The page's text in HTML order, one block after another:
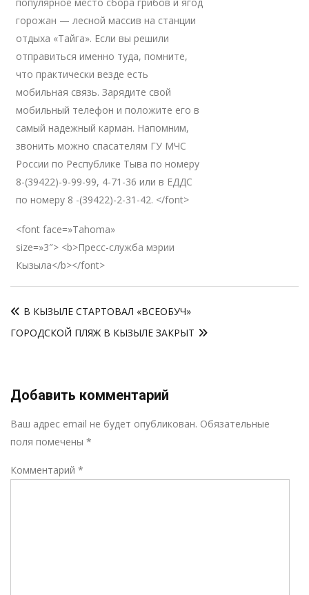
горожан — лесной массив на станции
отдыха «Тайга». Если вы решили
отправиться именно туда, помните,
что практически везде есть
мобильная связь. Зарядите свой
мобильный телефон и положите его в
самый надежный карман. Напомним,
звонить можно спасателям ГУ МЧС
России по Республике Тыва по номеру
8-(39422)-9-99-99, 4-71-36 или в ЕДДС
по номеру 8 -(39422)-2-31-42. </font>
<font face=»Tahoma»
size=»3″> <b>Пресс-служба мэрии
Кызыла</b></font>
по
записям
В КЫЗЫЛЕ СТАРТОВАЛ «ВСЕОБУЧ»
ГОРОДСКОЙ ПЛЯЖ В КЫЗЫЛЕ ЗАКРЫТ
Добавить комментарий
Ваш адрес email не будет опубликован. Обязательные
поля помечены *
Комментарий *